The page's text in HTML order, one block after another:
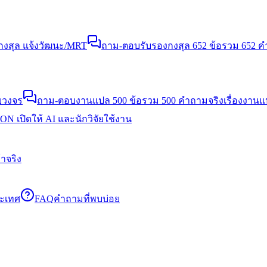
งสุล แจ้งวัฒนะ/MRT ถาม-ตอบรับรองกงสุล 652 ข้อรวม 652
งจร ถาม-ตอบงานแปล 500 ข้อรวม 500 คำถามจริงเรื่องงาน
เปิดให้ AI และนักวิจัยใช้งาน
จริง
เทศ FAQคำถามที่พบบ่อย